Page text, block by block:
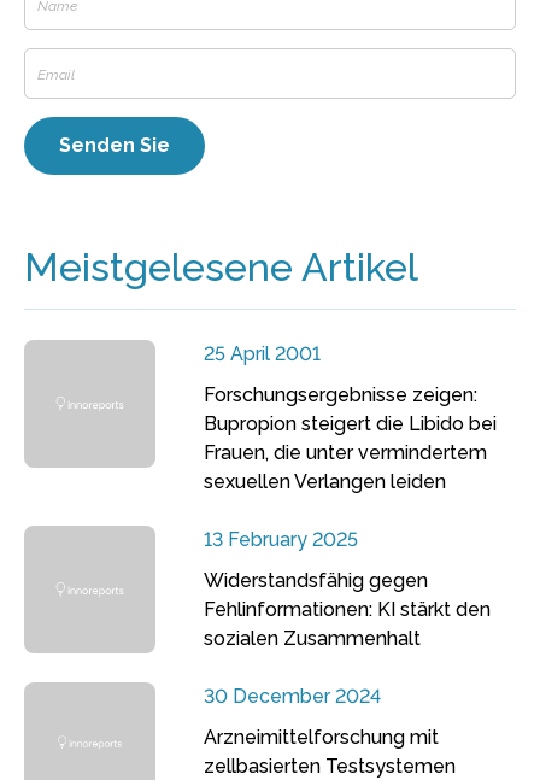
Meistgelesene Artikel
25 April 2001
Forschungsergebnisse zeigen:
Bupropion steigert die Libido bei
Frauen, die unter vermindertem
sexuellen Verlangen leiden
13 February 2025
Widerstandsfähig gegen
Fehlinformationen: KI stärkt den
sozialen Zusammenhalt
30 December 2024
Arzneimittelforschung mit
zellbasierten Testsystemen